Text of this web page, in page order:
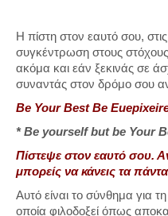
Η πίστη στον εαυτό σου,
συγκέντρωση στους
ακόμα και εάν ξεκινάς σε
συναντάς στον δρόμο σου
Be Your Best Be
* Be yourself but be Your
Πίστεψε στον εαυτό σου.
μπορείς να κάνεις τα
Αυτό είναι το σύνθημα για
οποία φιλοδοξεί όπως